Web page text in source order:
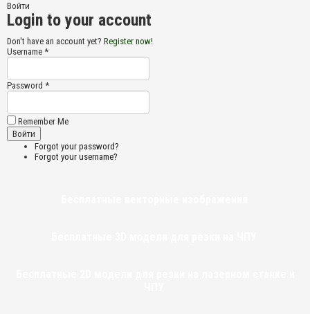
Войти
Login to your account
Don't have an account yet? Register now!
Username *
Password *
Remember Me
Forgot your password?
Forgot your username?